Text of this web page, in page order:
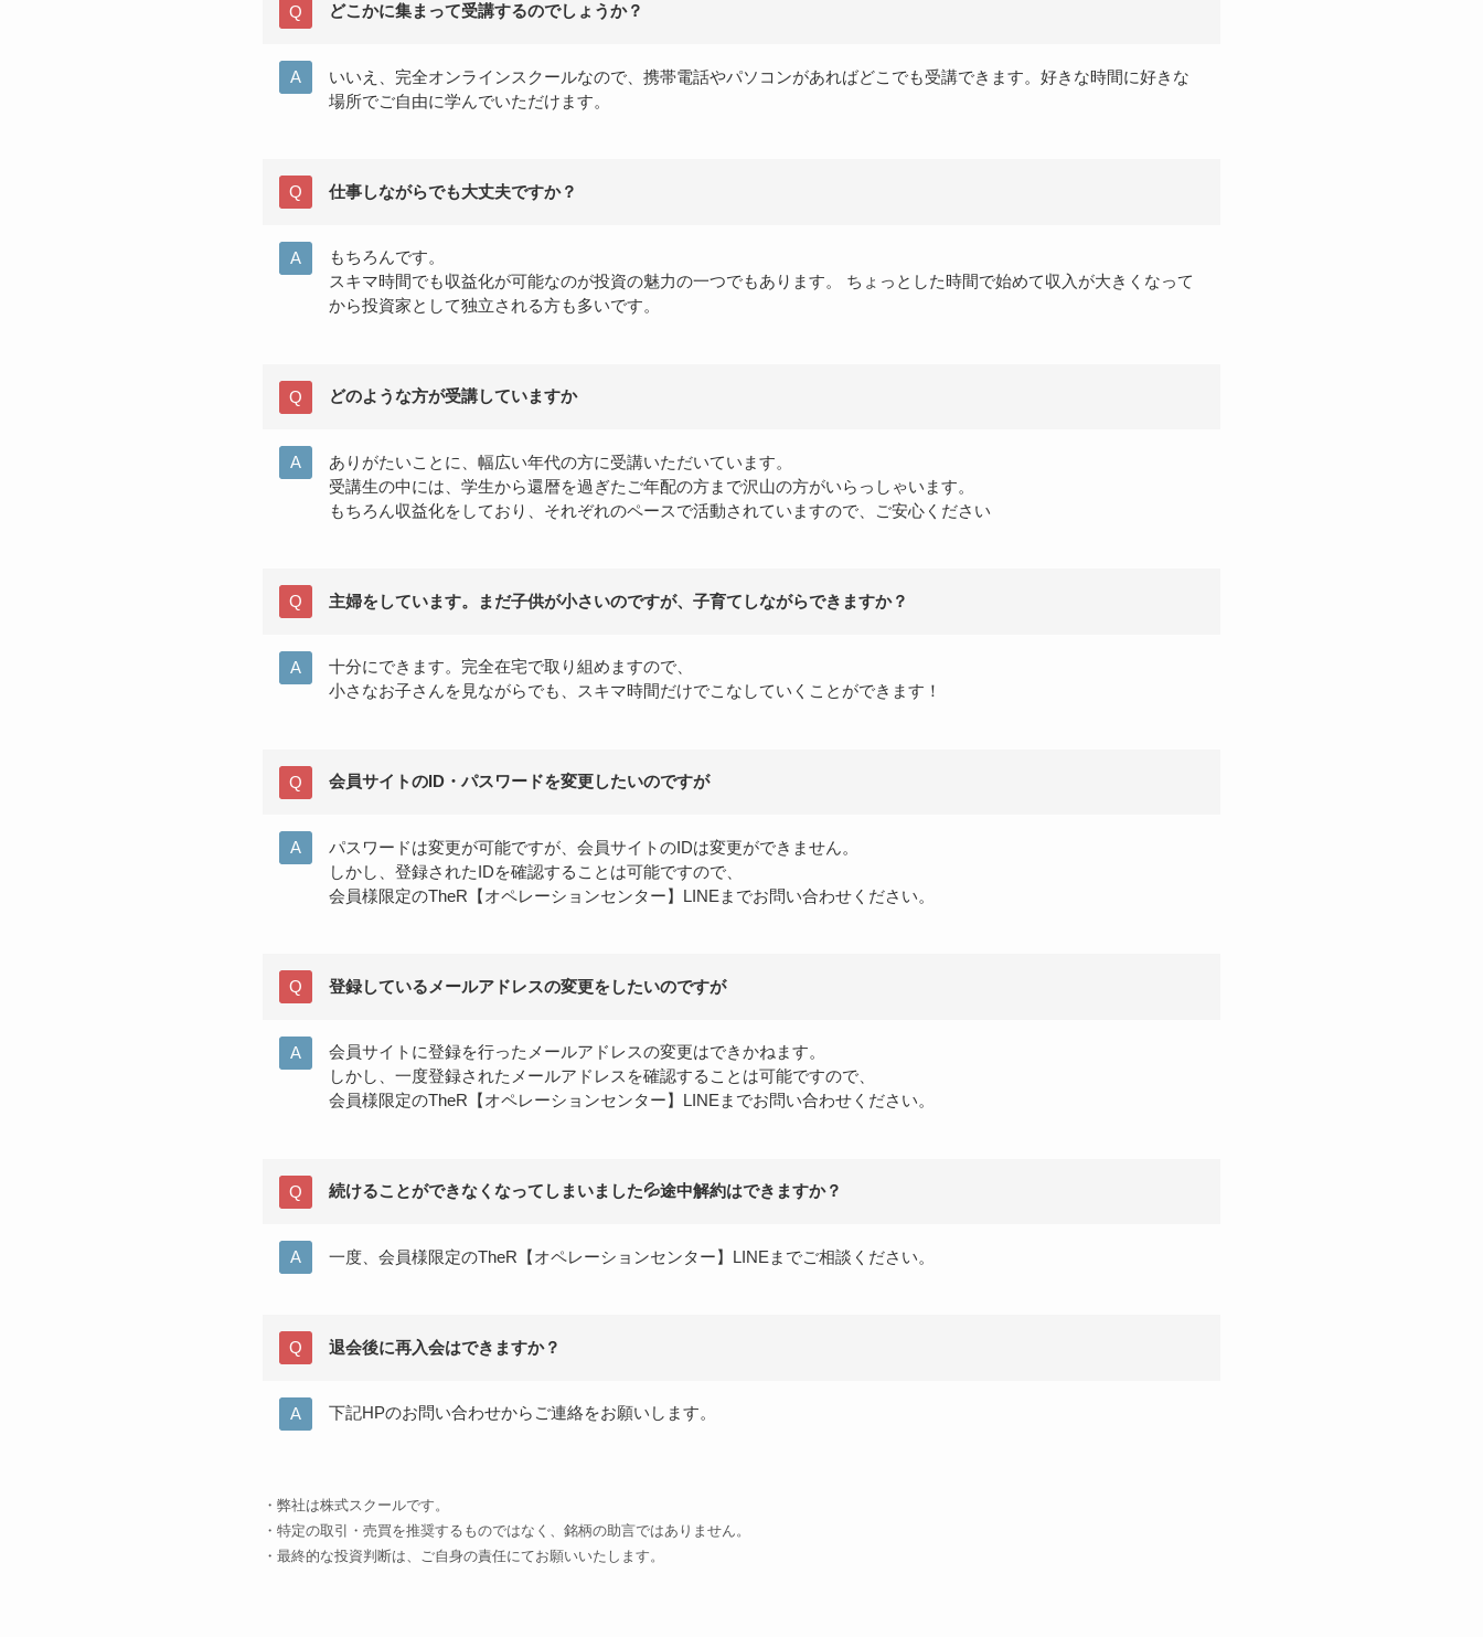
どこかに集まって受講するのでしょうか？
いいえ、完全オンラインスクールなので、携帯電話やパソコンがあればどこでも受講できます。好きな時間に好きな
場所でご自由に学んでいただけます。
仕事しながらでも大丈夫ですか？
もちろんです。
スキマ時間でも収益化が可能なのが投資の魅力の一つでもあります。 ちょっとした時間で始めて収入が大きくなって
から投資家として独立される方も多いです。
どのような方が受講していますか
ありがたいことに、幅広い年代の方に受講いただいています。
受講生の中には、学生から還暦を過ぎたご年配の方まで沢山の方がいらっしゃいます。
もちろん収益化をしており、それぞれのペースで活動されていますので、ご安心ください
主婦をしています。まだ子供が小さいのですが、子育てしながらできますか？
十分にできます。完全在宅で取り組めますので、
小さなお子さんを見ながらでも、スキマ時間だけでこなしていくことができます！
会員サイトのID・パスワードを変更したいのですが
パスワードは変更が可能ですが、会員サイトのIDは変更ができません。
しかし、登録されたIDを確認することは可能ですので、
会員様限定のTheR【オペレーションセンター】LINEまでお問い合わせください。
登録しているメールアドレスの変更をしたいのですが
会員サイトに登録を行ったメールアドレスの変更はできかねます。
しかし、一度登録されたメールアドレスを確認することは可能ですので、
会員様限定のTheR【オペレーションセンター】LINEまでお問い合わせください。
続けることができなくなってしまいました💦途中解約はできますか？
一度、会員様限定のTheR【オペレーションセンター】LINEまでご相談ください。
退会後に再入会はできますか？
下記HPのお問い合わせからご連絡をお願いします。
・弊社は株式スクールです。
・特定の取引・売買を推奨するものではなく、銘柄の助言ではありません。
・最終的な投資判断は、ご自身の責任にてお願いいたします。